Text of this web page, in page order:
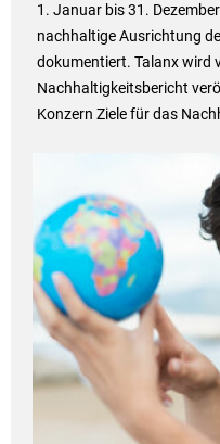
1. Januar bis 31.
nachhaltige Ausrichtung
dokumentiert. Talanx wird
Nachhaltigkeitsbericht
Konzern Ziele für das